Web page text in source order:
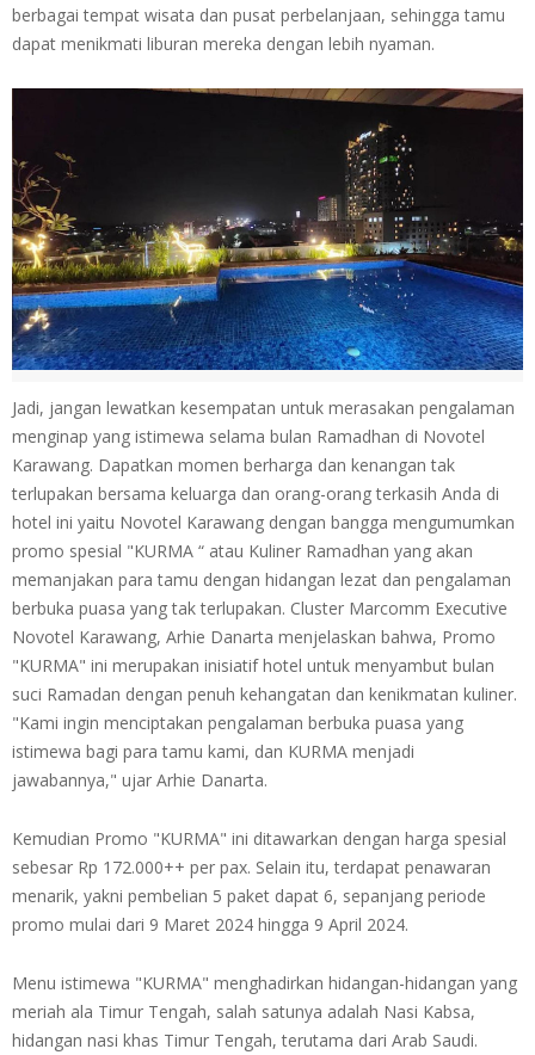
berbagai tempat wisata dan pusat perbelanjaan, sehingga tamu
dapat menikmati liburan mereka dengan lebih nyaman.
Jadi, jangan lewatkan kesempatan untuk merasakan pengalaman
menginap yang istimewa selama bulan Ramadhan di Novotel
Karawang. Dapatkan momen berharga dan kenangan tak
terlupakan bersama keluarga dan orang-orang terkasih Anda di
hotel ini yaitu Novotel Karawang dengan bangga mengumumkan
promo spesial "KURMA “ atau Kuliner Ramadhan yang akan
memanjakan para tamu dengan hidangan lezat dan pengalaman
berbuka puasa yang tak terlupakan. Cluster Marcomm Executive
Novotel Karawang, Arhie Danarta menjelaskan bahwa, Promo
"KURMA" ini merupakan inisiatif hotel untuk menyambut bulan
suci Ramadan dengan penuh kehangatan dan kenikmatan kuliner.
"Kami ingin menciptakan pengalaman berbuka puasa yang
istimewa bagi para tamu kami, dan KURMA menjadi
jawabannya," ujar Arhie Danarta.
Kemudian Promo "KURMA" ini ditawarkan dengan harga spesial
sebesar Rp 172.000++ per pax. Selain itu, terdapat penawaran
menarik, yakni pembelian 5 paket dapat 6, sepanjang periode
promo mulai dari 9 Maret 2024 hingga 9 April 2024.
Menu istimewa "KURMA" menghadirkan hidangan-hidangan yang
meriah ala Timur Tengah, salah satunya adalah Nasi Kabsa,
hidangan nasi khas Timur Tengah, terutama dari Arab Saudi.